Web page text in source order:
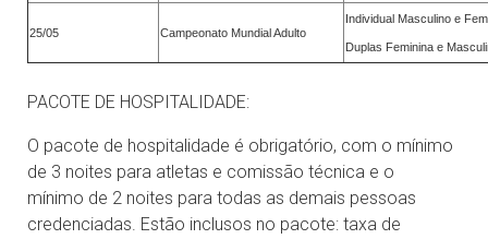
25/05 Campeonato Mundial Adulto
Individual Masculino e
Duplas Feminina e
PACOTE DE HOSPITALIDADE:
O pacote de hospitalidade é obrigatório, com o mínimo
de 3 noites para atletas e comissão técnica e o
mínimo de 2 noites para todas as demais pessoas
credenciadas. Estão inclusos no pacote: taxa de